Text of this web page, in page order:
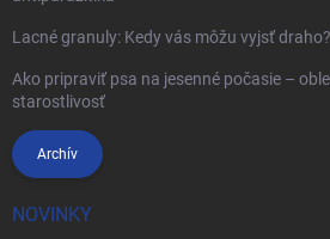
Lacné granuly: Kedy vás môžu vyjsť draho?
Ako pripraviť psa na jesenné počasie –
starostlivosť
Archív
NOVINKY